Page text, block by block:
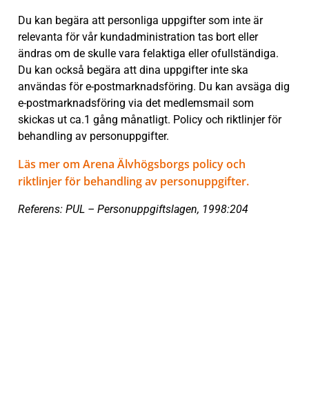
Du kan begära att personliga uppgifter som inte är
relevanta för vår kundadministration tas bort eller
ändras om de skulle vara felaktiga eller ofullständiga.
Du kan också begära att dina uppgifter inte ska
användas för e-postmarknadsföring. Du kan avsäga dig
e-postmarknadsföring via det medlemsmail som
skickas ut ca.1 gång månatligt. Policy och riktlinjer för
behandling av personuppgifter.
Läs mer om Arena Älvhögsborgs policy och
riktlinjer för behandling av personuppgifter.
Referens: PUL – Personuppgiftslagen, 1998:204